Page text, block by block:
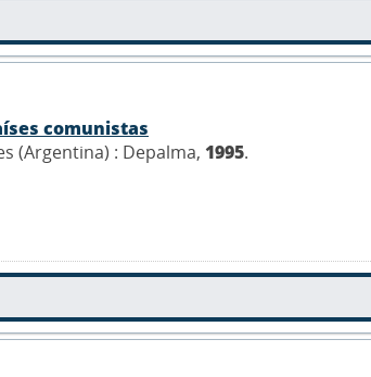
comunistas
(Argentina) : Depalma, 1995.